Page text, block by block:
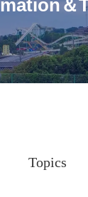
＆
Topics